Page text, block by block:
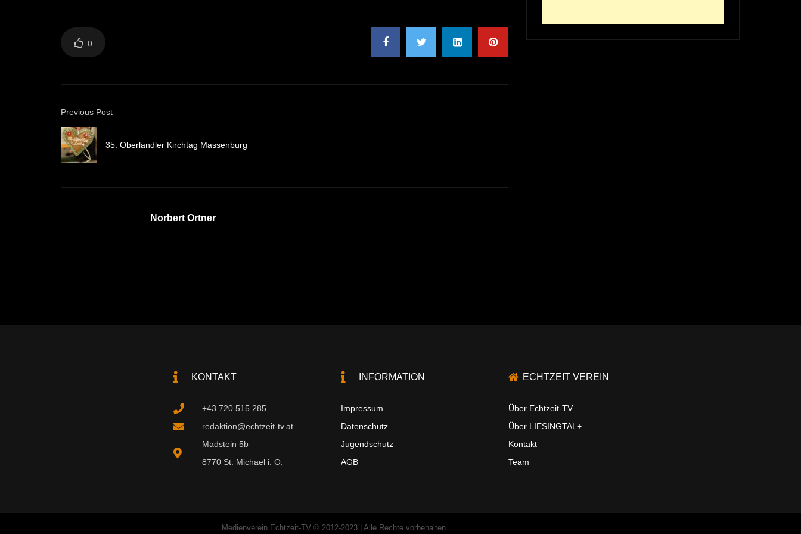
0
Previous Post
35. Oberlandler Kirchtag Massenburg
Norbert Ortner
KONTAKT
+43 720 515 285
redaktion@echtzeit-tv.at
Madstein 5b
8770 St. Michael i. O.
INFORMATION
Impressum
Datenschutz
Jugendschutz
AGB
ECHTZEIT VEREIN
Über Echtzeit-TV
Über LIESINGTAL+
Kontakt
Team
Medienverein Echtzeit-TV © 2012-2023 | Alle Rechte vorbehalten.